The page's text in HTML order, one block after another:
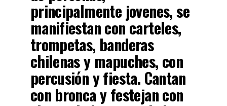
principalmente jovenes, se
manifiestan con carteles,
trompetas, banderas
chilenas y mapuches, con
percusión y fiesta. Cantan
con bronca y festejan con